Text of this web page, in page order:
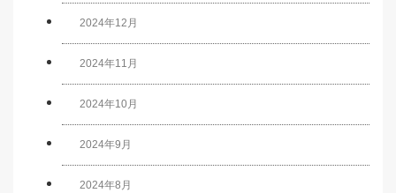
2024年12月
2024年11月
2024年10月
2024年9月
2024年8月